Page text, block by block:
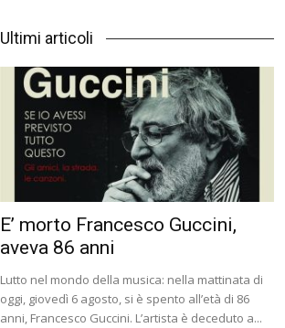
Ultimi articoli
E’ morto Francesco Guccini,
aveva 86 anni
Lutto nel mondo della musica: nella mattinata di
oggi, giovedì 6 agosto, si è spento all’età di 86
anni, Francesco Guccini. L’artista è deceduto a...